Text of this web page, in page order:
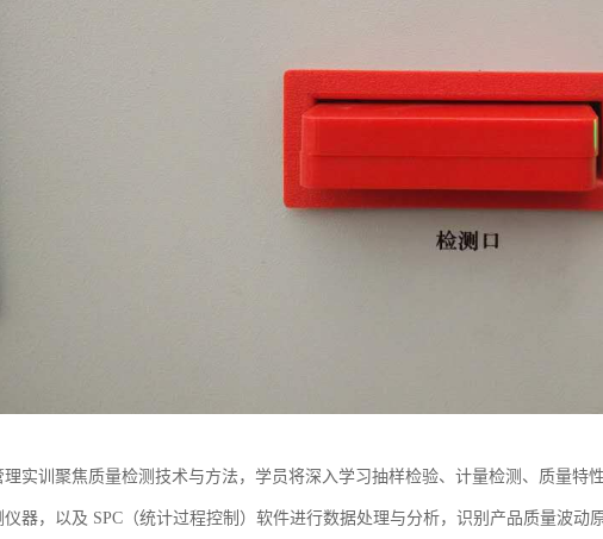
理实训聚焦质量检测技术与方法，学员将深入学习抽样检验、计量检测、质量特
仪器，以及 SPC（统计过程控制）软件进行数据处理与分析，识别产品质量波动